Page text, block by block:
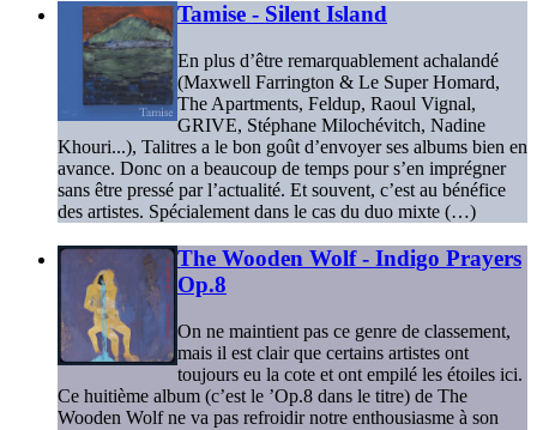
Tamise - Silent Island
En plus d’être remarquablement achalandé
(Maxwell Farrington & Le Super Homard,
The Apartments, Feldup, Raoul Vignal,
GRIVE, Stéphane Milochévitch, Nadine
Khouri...), Talitres a le bon goût d’envoyer ses albums bien en
avance. Donc on a beaucoup de temps pour s’en imprégner
sans être pressé par l’actualité. Et souvent, c’est au bénéfice
des artistes. Spécialement dans le cas du duo mixte (…)
The Wooden Wolf - Indigo Prayers
Op.8
On ne maintient pas ce genre de classement,
mais il est clair que certains artistes ont
toujours eu la cote et ont empilé les étoiles ici.
Ce huitième album (c’est le ’Op.8 dans le titre) de The
Wooden Wolf ne va pas refroidir notre enthousiasme à son